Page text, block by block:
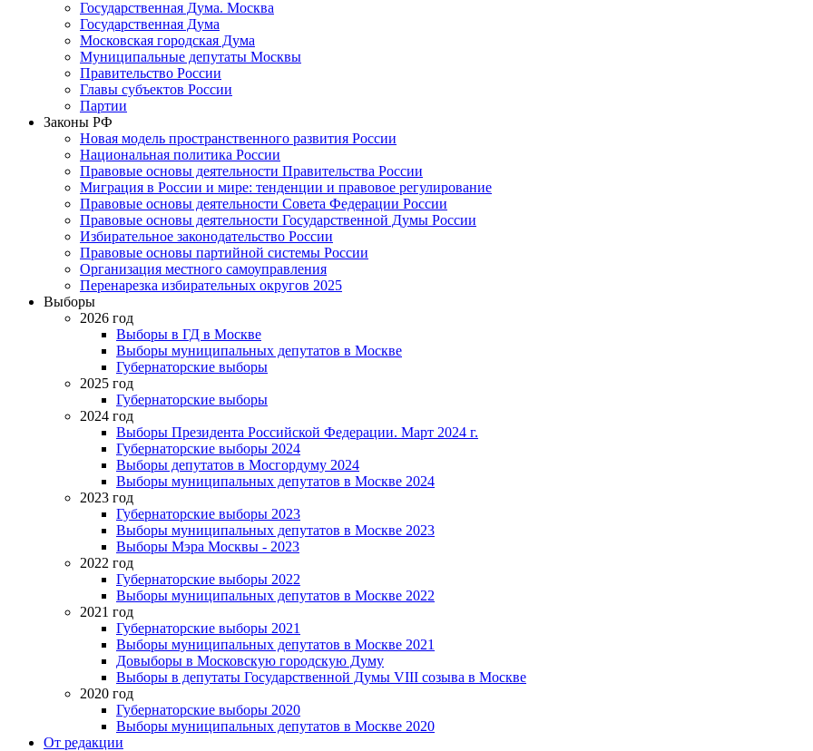
Государственная Дума. Москва
Государственная Дума
Московская городская Дума
Муниципальные депутаты Москвы
Правительство России
Главы субъектов России
Партии
Законы РФ
Новая модель пространственного развития России
Национальная политика России
Правовые основы деятельности Правительства России
Миграция в России и мире: тенденции и правовое регулирование
Правовые основы деятельности Совета Федерации России
Правовые основы деятельности Государственной Думы России
Избирательное законодательство России
Правовые основы партийной системы России
Организация местного самоуправления
Перенарезка избирательных округов 2025
Выборы
2026 год
Выборы в ГД в Москве
Выборы муниципальных депутатов в Москве
Губернаторские выборы
2025 год
Губернаторские выборы
2024 год
Выборы Президента Российской Федерации. Март 2024 г.
Губернаторские выборы 2024
Выборы депутатов в Мосгордуму 2024
Выборы муниципальных депутатов в Москве 2024
2023 год
Губернаторские выборы 2023
Выборы муниципальных депутатов в Москве 2023
Выборы Мэра Москвы - 2023
2022 год
Губернаторские выборы 2022
Выборы муниципальных депутатов в Москве 2022
2021 год
Губернаторские выборы 2021
Выборы муниципальных депутатов в Москве 2021
Довыборы в Московскую городскую Думу
Выборы в депутаты Государственной Думы VIII созыва в Москве
2020 год
Губернаторские выборы 2020
Выборы муниципальных депутатов в Москве 2020
От редакции